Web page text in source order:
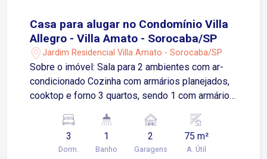
Casa para alugar no Condomínio Villa
Allegro - Villa Amato - Sorocaba/SP
Jardim Residencial Villa Amato - Sorocaba/SP
Sobre o imóvel: Sala para 2 ambientes com ar-
condicionado Cozinha com armários planejados,
cooktop e forno 3 quartos, sendo 1 com armários
com box Blindex e gabinete Área de serviço
Quintal com churrasqueira Garagem coberta para
2 carros 5 minutos da Rodovia Santos Dumont,
3
Dorm.
1
Banho
2
Garagens
75 m²
A. Útil